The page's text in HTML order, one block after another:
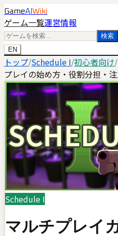
GameAI Wiki
ゲーム一覧運営情報
検索
EN
トップ/Schedule I/初心者向け/
プレイの始め方・役割分担・注
Schedule I
マルチプレイ